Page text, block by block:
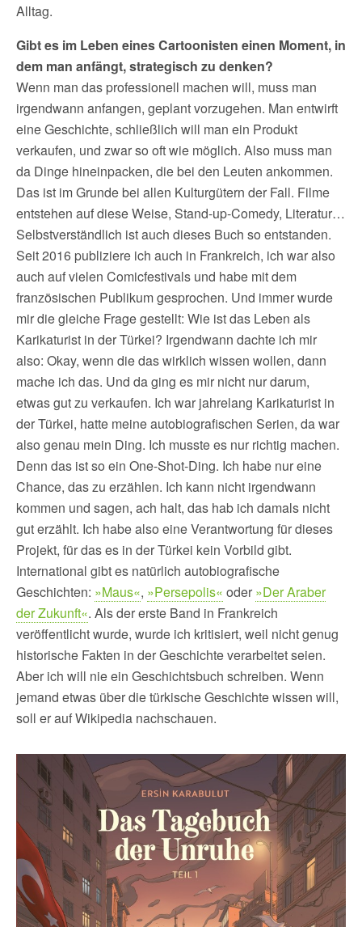
Alltag.
Gibt es im Leben eines Cartoonisten einen Moment, in
dem man anfängt, strategisch zu denken?
Wenn man das professionell machen will, muss man
irgendwann anfangen, geplant vorzugehen. Man entwirft
eine Geschichte, schließlich will man ein Produkt
verkaufen, und zwar so oft wie möglich. Also muss man
da Dinge hineinpacken, die bei den Leuten ankommen.
Das ist im Grunde bei allen Kulturgütern der Fall. Filme
entstehen auf diese Weise, Stand-up-Comedy, Literatur…
Selbstverständlich ist auch dieses Buch so entstanden.
Seit 2016 publiziere ich auch in Frankreich, ich war also
auch auf vielen Comicfestivals und habe mit dem
französischen Publikum gesprochen. Und immer wurde
mir die gleiche Frage gestellt: Wie ist das Leben als
Karikaturist in der Türkei? Irgendwann dachte ich mir
also: Okay, wenn die das wirklich wissen wollen, dann
mache ich das. Und da ging es mir nicht nur darum,
etwas gut zu verkaufen. Ich war jahrelang Karikaturist in
der Türkei, hatte meine autobiografischen Serien, da war
also genau mein Ding. Ich musste es nur richtig machen.
Denn das ist so ein One-Shot-Ding. Ich habe nur eine
Chance, das zu erzählen. Ich kann nicht irgendwann
kommen und sagen, ach halt, das hab ich damals nicht
gut erzählt. Ich habe also eine Verantwortung für dieses
Projekt, für das es in der Türkei kein Vorbild gibt.
International gibt es natürlich autobiografische
Geschichten: »Maus«, »Persepolis« oder »Der Araber
der Zukunft«. Als der erste Band in Frankreich
veröffentlicht wurde, wurde ich kritisiert, weil nicht genug
historische Fakten in der Geschichte verarbeitet seien.
Aber ich will nie ein Geschichtsbuch schreiben. Wenn
jemand etwas über die türkische Geschichte wissen will,
soll er auf Wikipedia nachschauen.